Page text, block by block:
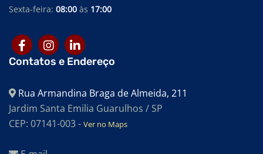
Sexta-feira: 08:00 às 17:00
Contatos e Endereço
Rua Armandina Braga de Almeida, 211
Jardim Santa Emilia Guarulhos / SP
CEP: 07141-003 - Ver no Maps